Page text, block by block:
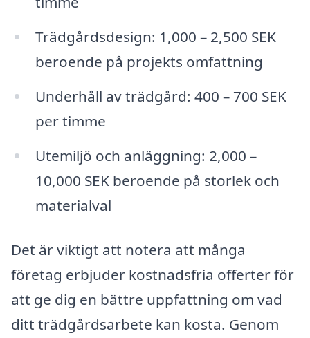
Trädgårdsdesign: 1,000 – 2,500 SEK
beroende på projekts omfattning
Underhåll av trädgård: 400 – 700 SEK
per timme
Utemiljö och anläggning: 2,000 –
10,000 SEK beroende på storlek och
materialval
Det är viktigt att notera att många
företag erbjuder kostnadsfria offerter för
att ge dig en bättre uppfattning om vad
ditt trädgårdsarbete kan kosta. Genom